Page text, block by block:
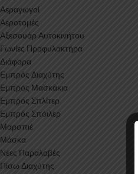
Αεραγωγοί
Αεροτομές
Αξεσουάρ Αυτοκινήτου
Γωνίες Προφυλακτήρα
Διάφορα
Εμπρός Διαχύτης
Εμπρός Μασκάκια
Εμπρός Σπλίτερ
Εμπρός Σπόιλερ
Μαρσπιέ
Μάσκα
Νέες Παραλαβές
Πίσω Διαχύτης